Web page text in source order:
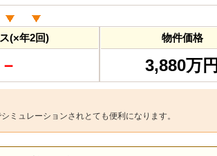
(×年2回)
－
物件価格
3,880万円
ミュレーションされとても便利になります。